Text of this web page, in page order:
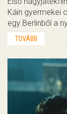
Káin gyermekei
egy Berlinből a
TOVÁBB